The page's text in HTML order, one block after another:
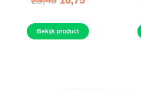
Bekijk product